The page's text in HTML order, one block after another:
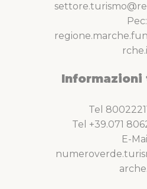
Pec:
Tel
Tel +39.071
E-